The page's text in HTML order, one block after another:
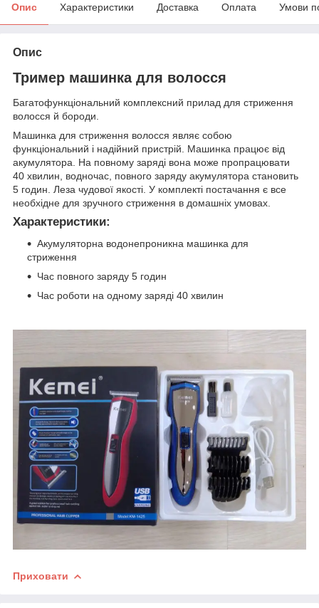
Опис Характеристики Доставка Оплата Умови
Опис
Тример машинка для волосся
Багатофункціональний комплексний прилад для стриження
волосся й бороди.
Машинка для стриження волосся являє собою
функціональний і надійний пристрій. Машинка працює від
акумулятора. На повному заряді вона може пропрацювати
40 хвилин, водночас, повного заряду акумулятора становить
5 годин. Леза чудової якості. У комплекті постачання є все
необхідне для зручного стриження в домашніх умовах.
Характеристики:
Акумуляторна водонепроникна машинка для
стриження
Час повного заряду 5 годин
Час роботи на одному заряді 40 хвилин
Приховати